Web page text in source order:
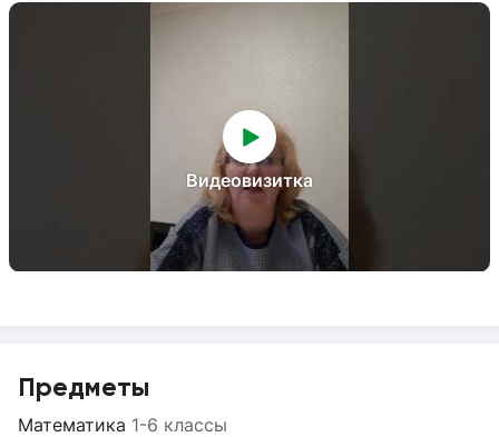
Видеовизитка
Предметы
Математика 1-6 классы